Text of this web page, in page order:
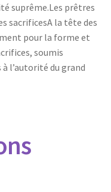
suprême.Les prêtres
sacrificesA la tête des
pour la forme et
soumis
l’autorité du grand